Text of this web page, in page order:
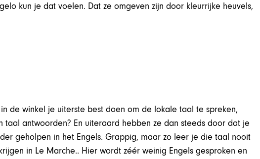
kun je dat voelen. Dat ze omgeven zijn door kleurrijke heuvels,
de winkel je uiterste best doen om de lokale taal te spreken,
taal antwoorden? En uiteraard hebben ze dan steeds door dat je
geholpen in het Engels. Grappig, maar zo leer je die taal nooit
in Le Marche.. Hier wordt zéér weinig Engels gesproken en